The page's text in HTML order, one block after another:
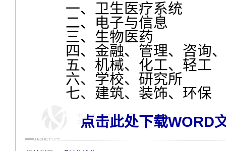
一、卫生医疗系统
二、电子与信息
三、生物医药
四、金融、管理、咨询
五、机械、化工、轻工
六、学校、研究所
七、建筑、装饰、环保
点击此处下载WORD